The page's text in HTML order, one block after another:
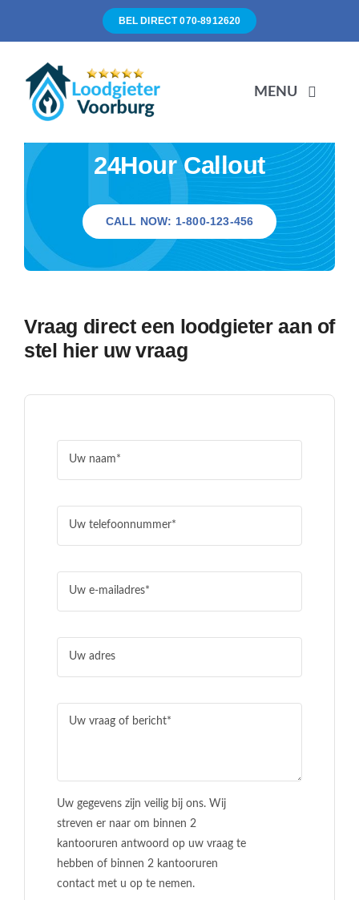
BEL DIRECT 070-8912620
MENU
Onze werkzaamheden
Werkgebied
Tarieven
24Hour Callout
CALL NOW: 1-800-123-456
Vraag direct een loodgieter aan of
stel hier uw vraag
Uw gegevens zijn veilig bij ons. Wij
streven er naar om binnen 2
kantooruren antwoord op uw vraag te
hebben of binnen 2 kantooruren
contact met u op te nemen.